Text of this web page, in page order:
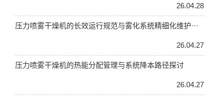
26.04.28
压力喷雾干燥机的长效运行规范与雾化系统精细化维护···
26.04.27
压力喷雾干燥机的热能分配管理与系统降本路径探讨
26.04.27